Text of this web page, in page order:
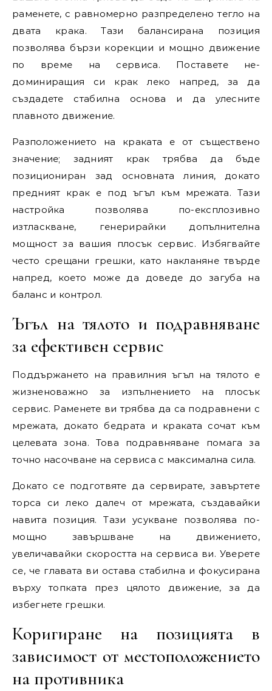
раменете, с равномерно разпределено тегло на
двата крака. Тази балансирана позиция
позволява бързи корекции и мощно движение
по време на сервиса. Поставете не-
доминиращия си крак леко напред, за да
създадете стабилна основа и да улесните
плавното движение.
Разположението на краката е от съществено
значение; задният крак трябва да бъде
позициониран зад основната линия, докато
предният крак е под ъгъл към мрежата. Тази
настройка позволява по-експлозивно
изтласкване, генерирайки допълнителна
мощност за вашия плосък сервис. Избягвайте
често срещани грешки, като накланяне твърде
напред, което може да доведе до загуба на
баланс и контрол.
Ъгъл на тялото и подравняване
за ефективен сервис
Поддържането на правилния ъгъл на тялото е
жизненоважно за изпълнението на плосък
сервис. Раменете ви трябва да са подравнени с
мрежата, докато бедрата и краката сочат към
целевата зона. Това подравняване помага за
точно насочване на сервиса с максимална сила.
Докато се подготвяте да сервирате, завъртете
торса си леко далеч от мрежата, създавайки
навита позиция. Тази усукване позволява по-
мощно завършване на движението,
увеличавайки скоростта на сервиса ви. Уверете
се, че главата ви остава стабилна и фокусирана
върху топката през цялото движение, за да
избегнете грешки.
Коригиране на позицията в
зависимост от местоположението
на противника